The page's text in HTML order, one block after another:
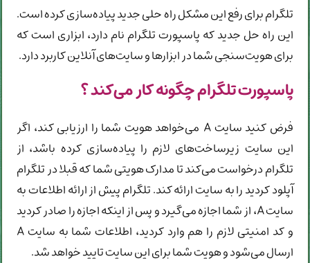
تلگرام برای رفع این مشکل راه حلی جدید پیاده‌سازی کرده است.
این راه حل جدید که پاسپورت تلگرام نام دارد، ابزاری است که
برای هویت‌سنجی شما در ابزارها و سایت‌های آنلاین کاربرد دارد.
پاسپورت تلگرام چگونه کار می‌کند ؟
فرض کنید سایت A می‌خواهد هویت شما را ارزیابی کند، اگر
این سایت زیرساخت‌های لازم را پیاده‌سازی کرده باشد، از
تلگرام درخواست می‌کند تا مدارک هویتی شما که قبلا در تلگرام
آپلود کردید را به سایت ارائه کند. تلگرام پیش از ارائه اطلاعات به
سایت A، از شما اجازه می‌گیرد و پس از اینکه اجازه را صادر کردید
و کد امنیتی لازم را هم وارد کردید، اطلاعات شما به سایت A
ارسال می‌شود و هویت شما برای این سایت تایید خواهد شد.